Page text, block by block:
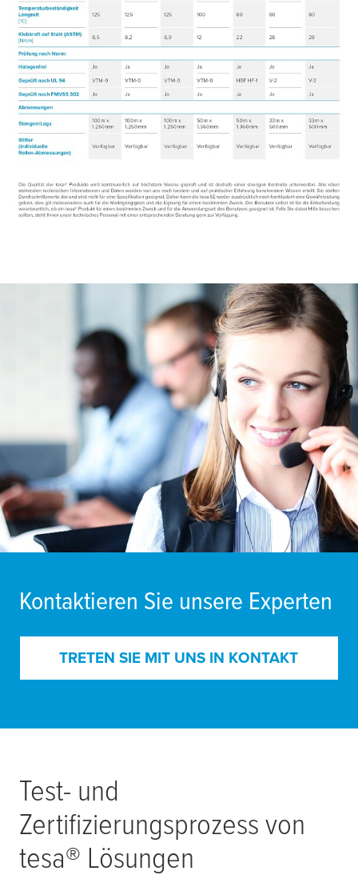
Kontaktieren Sie unsere Experten
TRETEN SIE MIT UNS IN KONTAKT
Test- und
Zertifizierungsprozess von
tesa® Lösungen